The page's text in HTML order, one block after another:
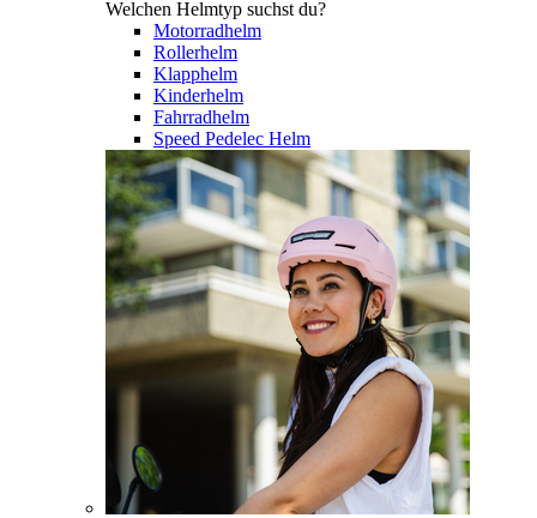
Welchen Helmtyp suchst du?
Motorradhelm
Rollerhelm
Klapphelm
Kinderhelm
Fahrradhelm
Speed Pedelec Helm